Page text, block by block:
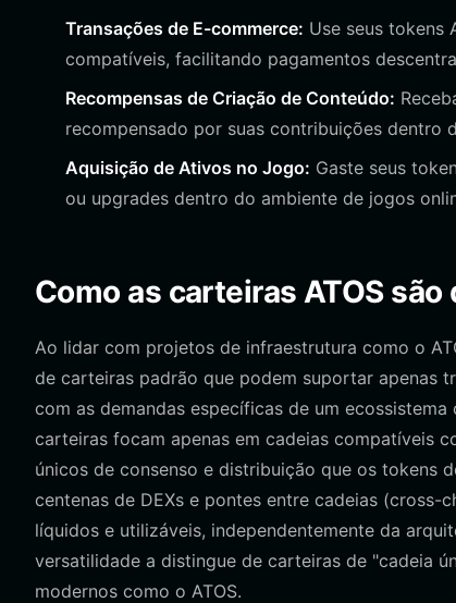
Transações de E-commerce: Use seus tokens
compatíveis, facilitando pagamentos
Recompensas de Criação de Conteúdo:
recompensado por suas contribuições
Aquisição de Ativos no Jogo: Gaste seus
ou upgrades dentro do ambiente de jogos
Como as carteiras ATOS
Ao lidar com projetos de infraestrutura como o
de carteiras padrão que podem suportar apenas
com as demandas específicas de um
carteiras focam apenas em cadeias compatíveis
únicos de consenso e distribuição que os tokens
centenas de DEXs e pontes entre cadeias (cross-
líquidos e utilizáveis, independentemente da
versatilidade a distingue de carteiras de "cadeia
modernos como o ATOS.